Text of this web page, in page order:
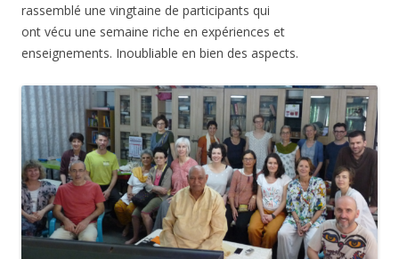
rassemblé une vingtaine de participants qui
ont vécu une semaine riche en expériences et
enseignements. Inoubliable en bien des aspects.